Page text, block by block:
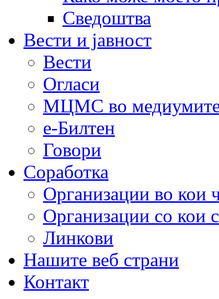
Сведоштва
Вести и јавност
Вести
Огласи
МЦМС во
е-Билтен
Говори
Соработка
Организации во кои
Организации со кои
Линкови
Нашите веб страни
Контакт